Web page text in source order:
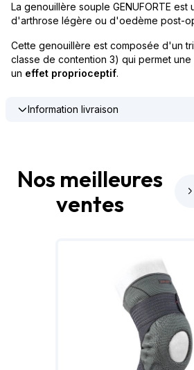
La genouillère souple GENUFORTE est
d'arthrose légère ou d'oedème post-
Cette genouillère est composée d'un
classe de contention 3) qui permet une
un effet proprioceptif.
Information livraison
Nos meilleures
ventes